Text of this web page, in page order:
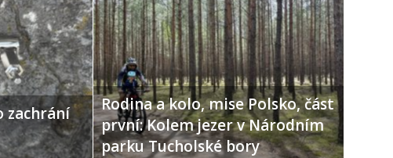
zachrání
Rodina a kolo, mise Polsko, část
první: Kolem jezer v Národním
parku Tucholské bory